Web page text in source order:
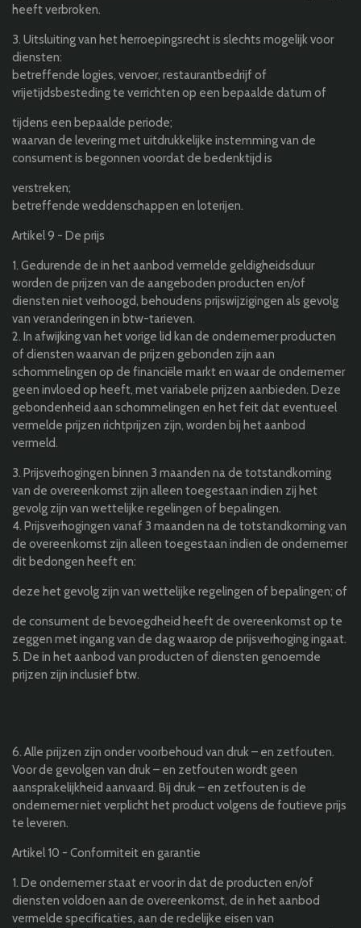
heeft verbroken.
3. Uitsluiting van het herroepingsrecht is slechts mogelijk voor
diensten:
betreffende logies, vervoer, restaurantbedrijf of
vrijetijdsbesteding te verrichten op een bepaalde datum of
tijdens een bepaalde periode;
waarvan de levering met uitdrukkelijke instemming van de
consument is begonnen voordat de bedenktijd is
verstreken;
betreffende weddenschappen en loterijen.
Artikel 9 - De prijs
1. Gedurende de in het aanbod vermelde geldigheidsduur
worden de prijzen van de aangeboden producten en/of
diensten niet verhoogd, behoudens prijswijzigingen als gevolg
van veranderingen in btw-tarieven.
2. In afwijking van het vorige lid kan de ondernemer producten
of diensten waarvan de prijzen gebonden zijn aan
schommelingen op de financiële markt en waar de ondernemer
geen invloed op heeft, met variabele prijzen aanbieden. Deze
gebondenheid aan schommelingen en het feit dat eventueel
vermelde prijzen richtprijzen zijn, worden bij het aanbod
vermeld.
3. Prijsverhogingen binnen 3 maanden na de totstandkoming
van de overeenkomst zijn alleen toegestaan indien zij het
gevolg zijn van wettelijke regelingen of bepalingen.
4. Prijsverhogingen vanaf 3 maanden na de totstandkoming van
de overeenkomst zijn alleen toegestaan indien de ondernemer
dit bedongen heeft en:
deze het gevolg zijn van wettelijke regelingen of bepalingen; of
de consument de bevoegdheid heeft de overeenkomst op te
zeggen met ingang van de dag waarop de prijsverhoging ingaat.
5. De in het aanbod van producten of diensten genoemde
prijzen zijn inclusief btw.
6. Alle prijzen zijn onder voorbehoud van druk – en zetfouten.
Voor de gevolgen van druk – en zetfouten wordt geen
aansprakelijkheid aanvaard. Bij druk – en zetfouten is de
ondernemer niet verplicht het product volgens de foutieve prijs
te leveren.
Artikel 10 - Conformiteit en garantie
1. De ondernemer staat er voor in dat de producten en/of
diensten voldoen aan de overeenkomst, de in het aanbod
vermelde specificaties, aan de redelijke eisen van